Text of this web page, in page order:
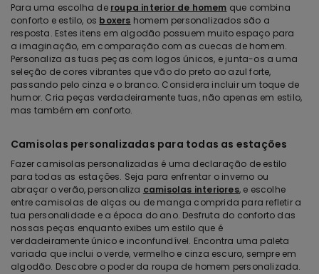
Para uma escolha de roupa interior de homem que combina
conforto e estilo, os boxers homem personalizados são a
resposta. Estes itens em algodão possuem muito espaço para
a imaginação, em comparação com as cuecas de homem.
Personaliza as tuas peças com logos únicos, e junta-os a uma
seleção de cores vibrantes que vão do preto ao azul forte,
passando pelo cinza e o branco. Considera incluir um toque de
humor. Cria peças verdadeiramente tuas, não apenas em estilo,
mas também em conforto.
Camisolas personalizadas para todas as estações
Fazer camisolas personalizadas é uma declaração de estilo
para todas as estações. Seja para enfrentar o inverno ou
abraçar o verão, personaliza camisolas interiores, e escolhe
entre camisolas de alças ou de manga comprida para refletir a
tua personalidade e a época do ano. Desfruta do conforto das
nossas peças enquanto exibes um estilo que é
verdadeiramente único e inconfundível. Encontra uma paleta
variada que inclui o verde, vermelho e cinza escuro, sempre em
algodão. Descobre o poder da roupa de homem personalizada.